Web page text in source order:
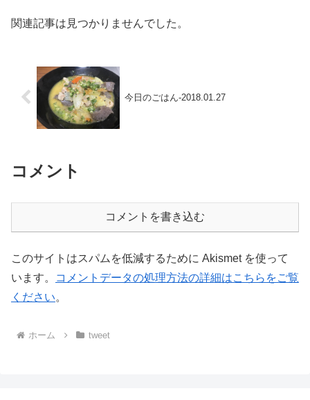
関連記事は見つかりませんでした。
今日のごはん-2018.01.27
コメント
コメントを書き込む
このサイトはスパムを低減するために Akismet を使って
います。
コメントデータの処理方法の詳細はこちらをご覧
ください。
ホーム tweet